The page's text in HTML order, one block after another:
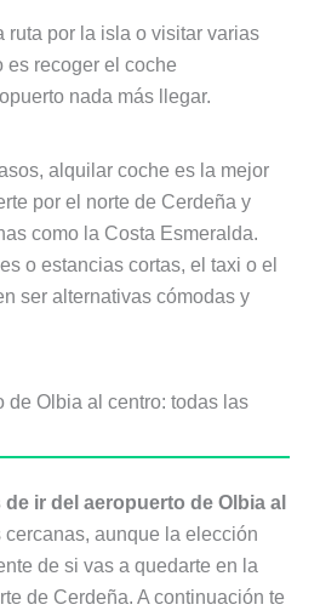
ruta por la isla o visitar varias
es recoger el coche
nada más llegar.
alquilar coche es la mejor
por el norte de Cerdeña y
como la Costa Esmeralda.
o estancias cortas, el taxi o el
ser alternativas cómodas y
de Olbia al centro: todas las
ir del aeropuerto de Olbia al
cercanas, aunque la elección
de si vas a quedarte en la
de Cerdeña. A continuación te